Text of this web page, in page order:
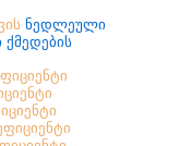
ნედლეული